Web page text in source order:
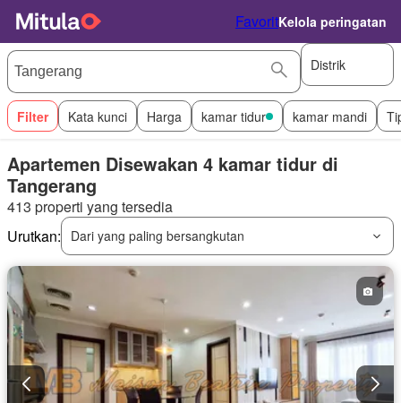
FavoritKelola peringatan
Distrik
Filter Kata kunci Harga kamar tidur kamar mandi
Apartemen Disewakan 4 kamar tidur di
Tangerang
413 properti yang tersedia
Urutkan:
Dari yang paling bersangkutan